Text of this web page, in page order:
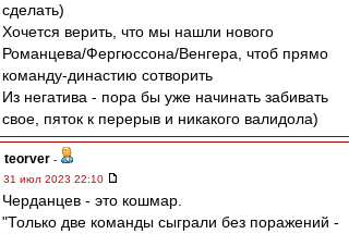
сделать)
Хочется верить, что мы нашли нового
Романцева/Фергюссона/Венгера, чтоб прямо
команду-династию сотворить
Из негатива - пора бы уже начинать забивать
свое, пяток к перерыв и никакого валидола)
teorver -
31 июл 2023 22:10
Черданцев - это кошмар.
"Только две команды сыграли без поражений -